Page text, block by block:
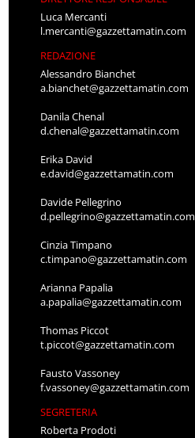
Luca Mercanti
l.mercanti@gazzettamatin.com
REDAZIONE
Alessandro Bianchet
a.bianchet@gazzettamatin.com
Danila Chenal
d.chenal@gazzettamatin.com
Erika David
e.david@gazzettamatin.com
Davide Pellegrino
d.pellegrino@gazzettamatin.com
Cinzia Timpano
c.timpano@gazzettamatin.com
Arianna Papalia
a.papalia@gazzettamatin.com
Thomas Piccot
t.piccot@gazzettamatin.com
Fausto Vassoney
f.vassoney@gazzettamatin.com
SEGRETERIA
Roberta Prodoti